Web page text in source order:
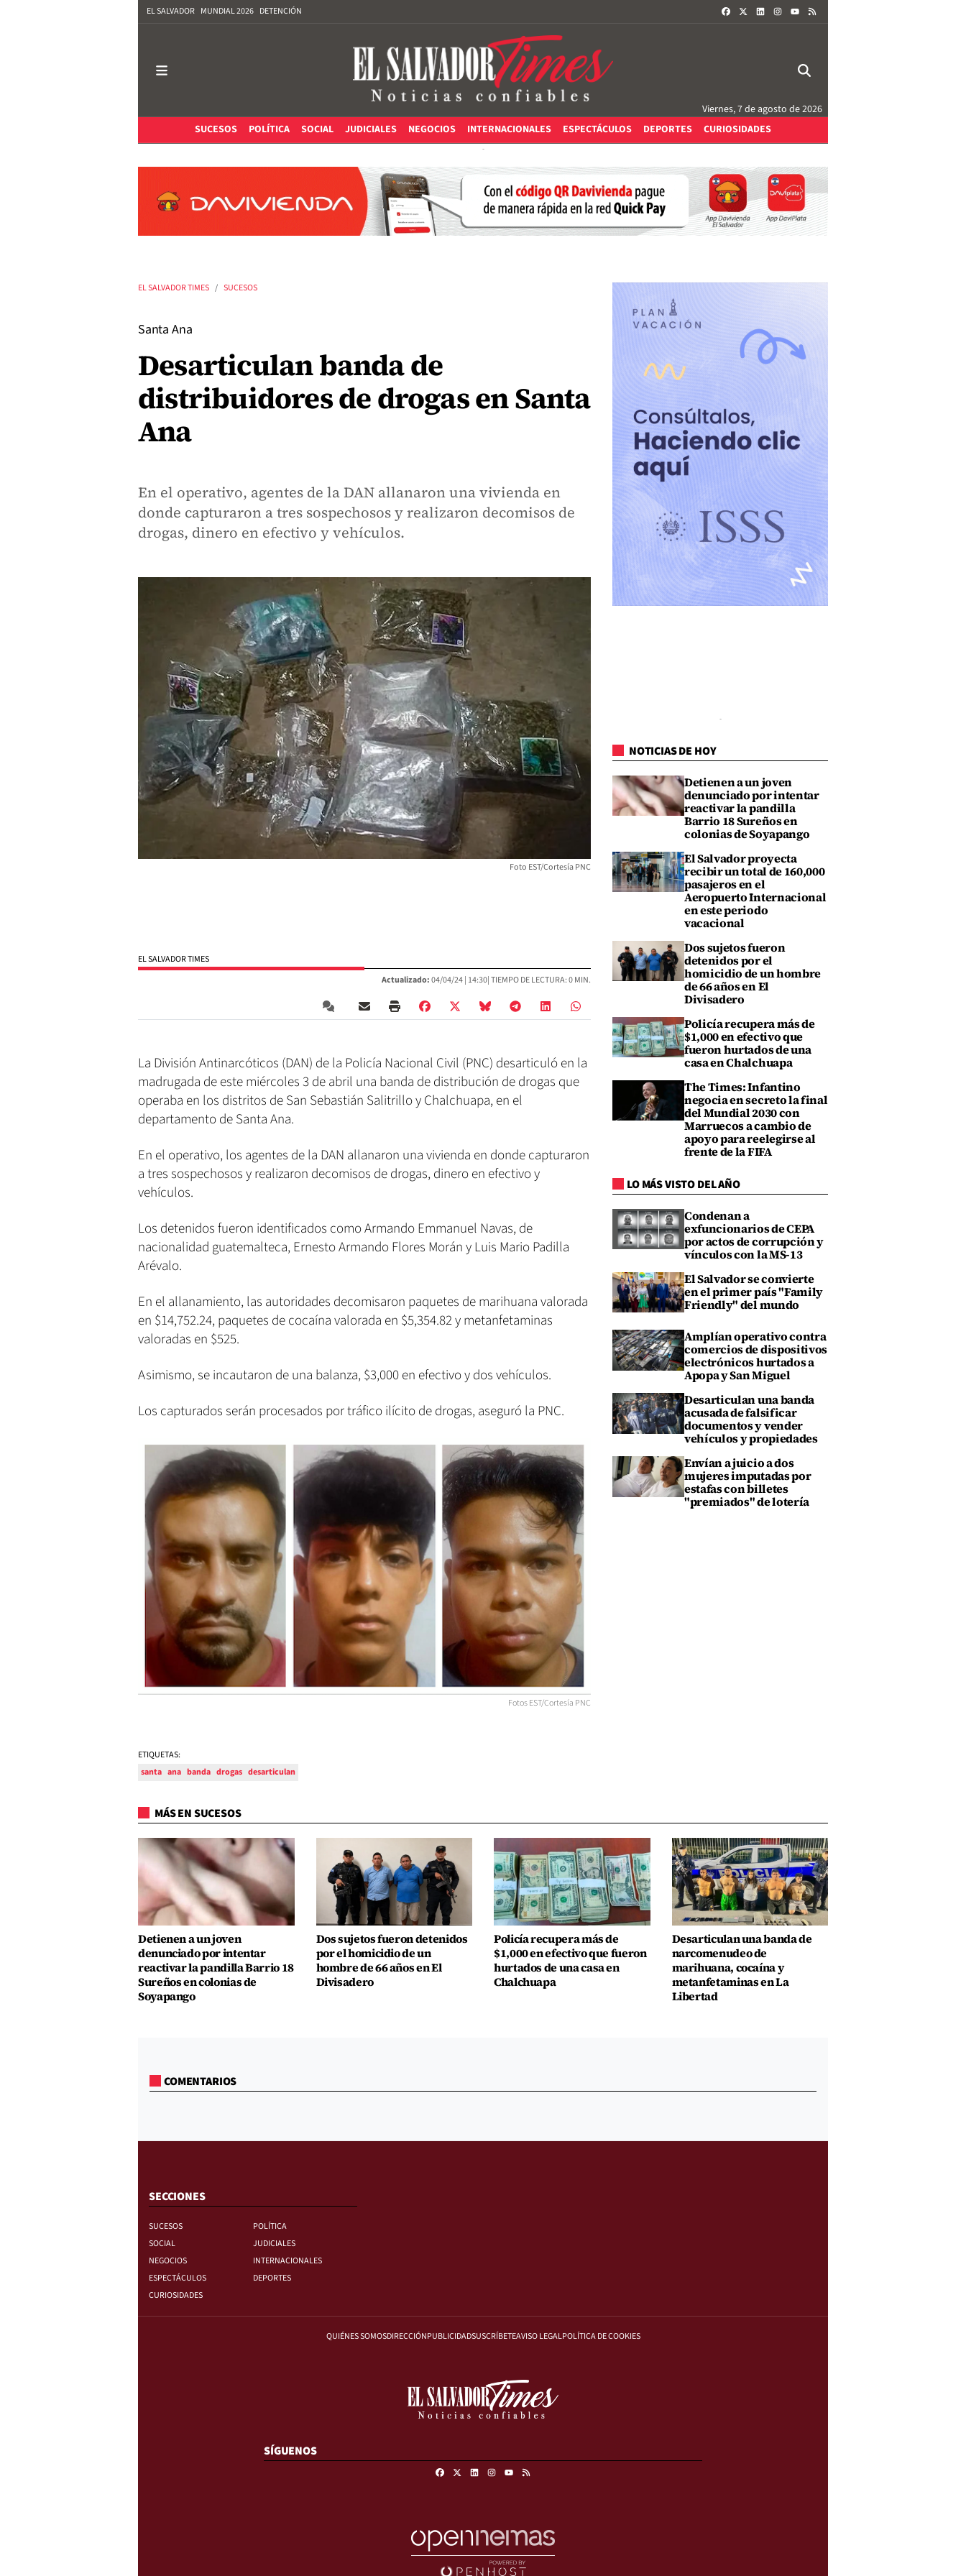
EL SALVADOR MUNDIAL 2026 DETENCIÓN FACEBOOKLINKEDININSTAGRAM
Viernes, 7 de agosto de 2026
SUCESOS
POLÍTICA SOCIAL JUDICIALES NEGOCIOS INTERNACIONALES ESPECTÁCULOS DEPORTES CURIOSIDADES
EL SALVADOR TIMES SUCESOS
Santa Ana
Desarticulan banda de
distribuidores de drogas en Santa
Ana
En el operativo, agentes de la DAN allanaron una vivienda en
donde capturaron a tres sospechosos y realizaron decomisos de
drogas, dinero en efectivo y vehículos.
Foto EST/Cortesía PNC
EL SALVADOR TIMES
Actualizado:04/04/24 | 14:30| TIEMPO DE LECTURA: 0 MIN.
La División Antinarcóticos (DAN) de la Policía Nacional Civil (PNC) desarticuló en la
madrugada de este miércoles 3 de abril una banda de distribución de drogas que
operaba en los distritos de San Sebastián Salitrillo y Chalchuapa, en el
departamento de Santa Ana.
En el operativo, los agentes de la DAN allanaron una vivienda en donde capturaron
a tres sospechosos y realizaron decomisos de drogas, dinero en efectivo y
vehículos.
Los detenidos fueron identificados como Armando Emmanuel Navas, de
nacionalidad guatemalteca, Ernesto Armando Flores Morán y Luis Mario Padilla
Arévalo.
En el allanamiento, las autoridades decomisaron paquetes de marihuana valorada
en $14,752.24, paquetes de cocaína valorada en $5,354.82 y metanfetaminas
valoradas en $525.
Asimismo, se incautaron de una balanza, $3,000 en efectivo y dos vehículos.
Los capturados serán procesados por tráfico ilícito de drogas, aseguró la PNC.
Fotos EST/Cortesía PNC
ETIQUETAS:
santa ana banda drogas desarticulan
NOTICIAS DE HOY
Detienen a un joven
denunciado por intentar
reactivar la pandilla
Barrio 18 Sureños en
colonias de Soyapango
El Salvador proyecta
recibir un total de 160,000
pasajeros en el
Aeropuerto Internacional
en este periodo
vacacional
Dos sujetos fueron
detenidos por el
homicidio de un hombre
de 66 años en El
Divisadero
Policía recupera más de
$1,000 en efectivo que
fueron hurtados de una
casa en Chalchuapa
The Times: Infantino
negocia en secreto la final
del Mundial 2030 con
Marruecos a cambio de
apoyo para reelegirse al
frente de la FIFA
LO MÁS VISTO DEL AÑO
Condenan a
exfuncionarios de CEPA
por actos de corrupción y
vínculos con la MS-13
El Salvador se convierte
en el primer país "Family
Friendly" del mundo
Amplían operativo contra
comercios de dispositivos
electrónicos hurtados a
Apopa y San Miguel
Desarticulan una banda
acusada de falsificar
documentos y vender
vehículos y propiedades
Envían a juicio a dos
mujeres imputadas por
estafas con billetes
"premiados" de lotería
MÁS EN SUCESOS
Detienen a un joven
denunciado por intentar
reactivar la pandilla Barrio 18
Sureños en colonias de
Soyapango
Dos sujetos fueron detenidos
por el homicidio de un
hombre de 66 años en El
Divisadero
Policía recupera más de
$1,000 en efectivo que fueron
hurtados de una casa en
Chalchuapa
Desarticulan una banda de
narcomenudeo de
marihuana, cocaína y
metanfetaminas en La
Libertad
COMENTARIOS
SECCIONES
SUCESOS
POLÍTICA
SOCIAL
JUDICIALES
NEGOCIOS
INTERNACIONALES
ESPECTÁCULOS
DEPORTES
CURIOSIDADES
QUIÉNES SOMOSDIRECCIÓNPUBLICIDADSUSCRÍBETEAVISO LEGALPOLÍTICA DE COOKIES
SÍGUENOS
FacebookLinkedinInstagram